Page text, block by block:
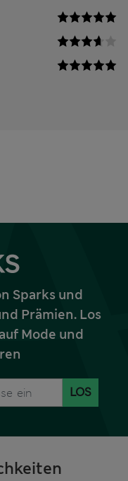
Sparks und
Prämien. Los
Mode und
LOS